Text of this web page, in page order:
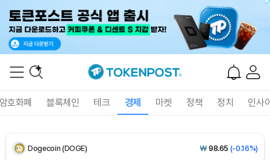
호화폐 블록체인 테크 경제 마켓 정책 정치 인사
XRP (XRP) ₩ 1,461(+0.05%)
Dogecoin (DOGE) ₩ 98.65 (-0.16%)